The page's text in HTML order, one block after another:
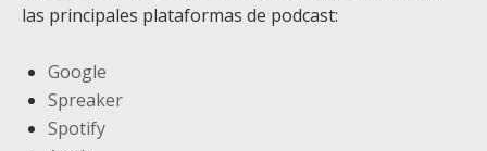
las principales plataformas de podcast:
Google
Spreaker
Spotify